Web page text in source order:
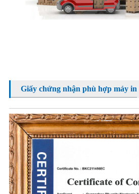
Giấy chứng nhận phù hợp máy in